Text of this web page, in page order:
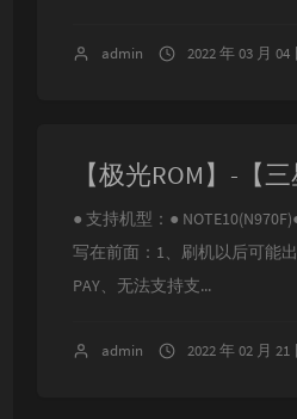
admin 2022 年 03 月 04
● 支持机型：●
写在前面：1、刷机以后可能
PAY、无法支持支...
admin 2022 年 02 月 21